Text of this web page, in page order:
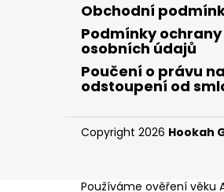
Obchodní
Podmínky ochrany
osobních údajů
Poučení o právu na
odstoupení od
Copyright 2026 Hookah
Používáme ověření věku